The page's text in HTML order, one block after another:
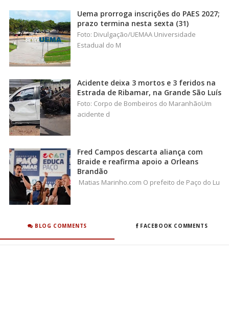
Uema prorroga inscrições do PAES 2027;
prazo termina nesta sexta (31)
Foto: Divulgação/UEMAA Universidade
Estadual do M
Acidente deixa 3 mortos e 3 feridos na
Estrada de Ribamar, na Grande São Luís
Foto: Corpo de Bombeiros do MaranhãoUm
acidente d
Fred Campos descarta aliança com
Braide e reafirma apoio a Orleans
Brandão
Matias Marinho.com O prefeito de Paço do Lu
BLOG COMMENTS FACEBOOK COMMENTS